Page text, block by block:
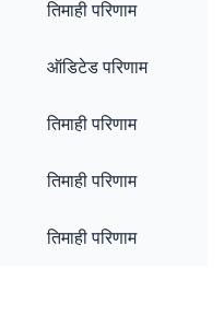
तिमाही परिणाम
ऑडिटेड परिणाम
तिमाही परिणाम
तिमाही परिणाम
तिमाही परिणाम